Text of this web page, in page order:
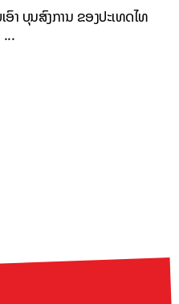
າ ບຸນສົງການ ຂອງປະເທດໄທ
...